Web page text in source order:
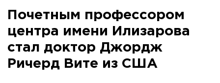
Почетным профессором
центра имени Илизарова
стал доктор Джордж
Ричерд Вите из США